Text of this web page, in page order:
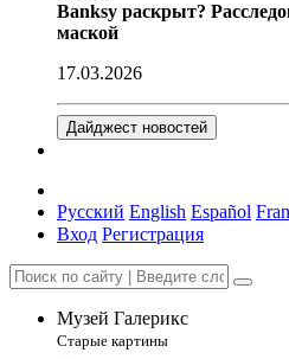
Banksy раскрыт?
маской
17.03.2026
Дайджест новостей
Русский English Español
Вход Регистрация
Музей Галерикс
Старые картины